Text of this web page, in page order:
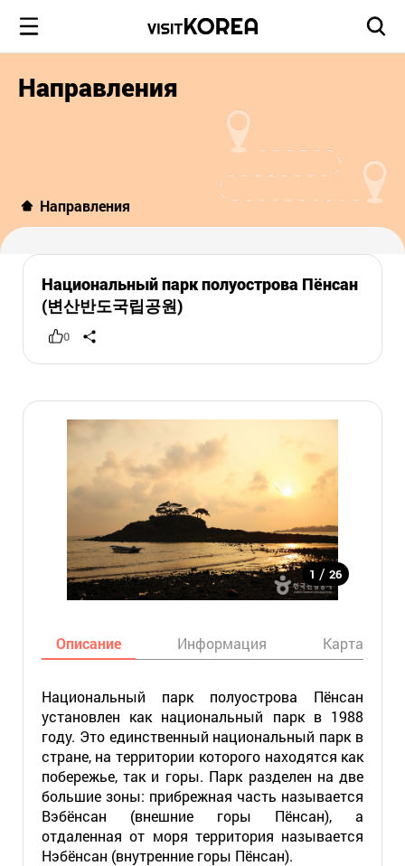
Направления
Направления
Национальный парк полуострова Пёнсан
(변산반도국립공원)
0
1 / 26
Описание Информация Карта
Национальный парк полуострова Пёнсан
установлен как национальный парк в 1988
году. Это единственный национальный парк в
стране, на территории которого находятся как
побережье, так и горы. Парк разделен на две
большие зоны: прибрежная часть называется
Вэбёнсан (внешние горы Пёнсан), а
отдаленная от моря территория называется
Нэбёнсан (внутренние горы Пёнсан).